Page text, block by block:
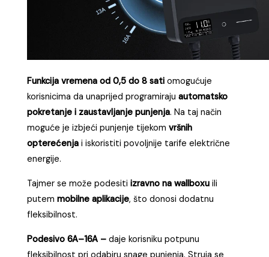
optimizirati punjenje u različitim okruženjima – od
kućne mreže do snažnijih industrijskih priključaka.
Ove značajke ne samo da povećavajusigurnost
ekonomičnije upravljanje potrošnjom energije
posebno kada se koristi zajedno s funkcijom
odgode početka punjenja.